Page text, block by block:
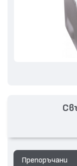
Препоръчани